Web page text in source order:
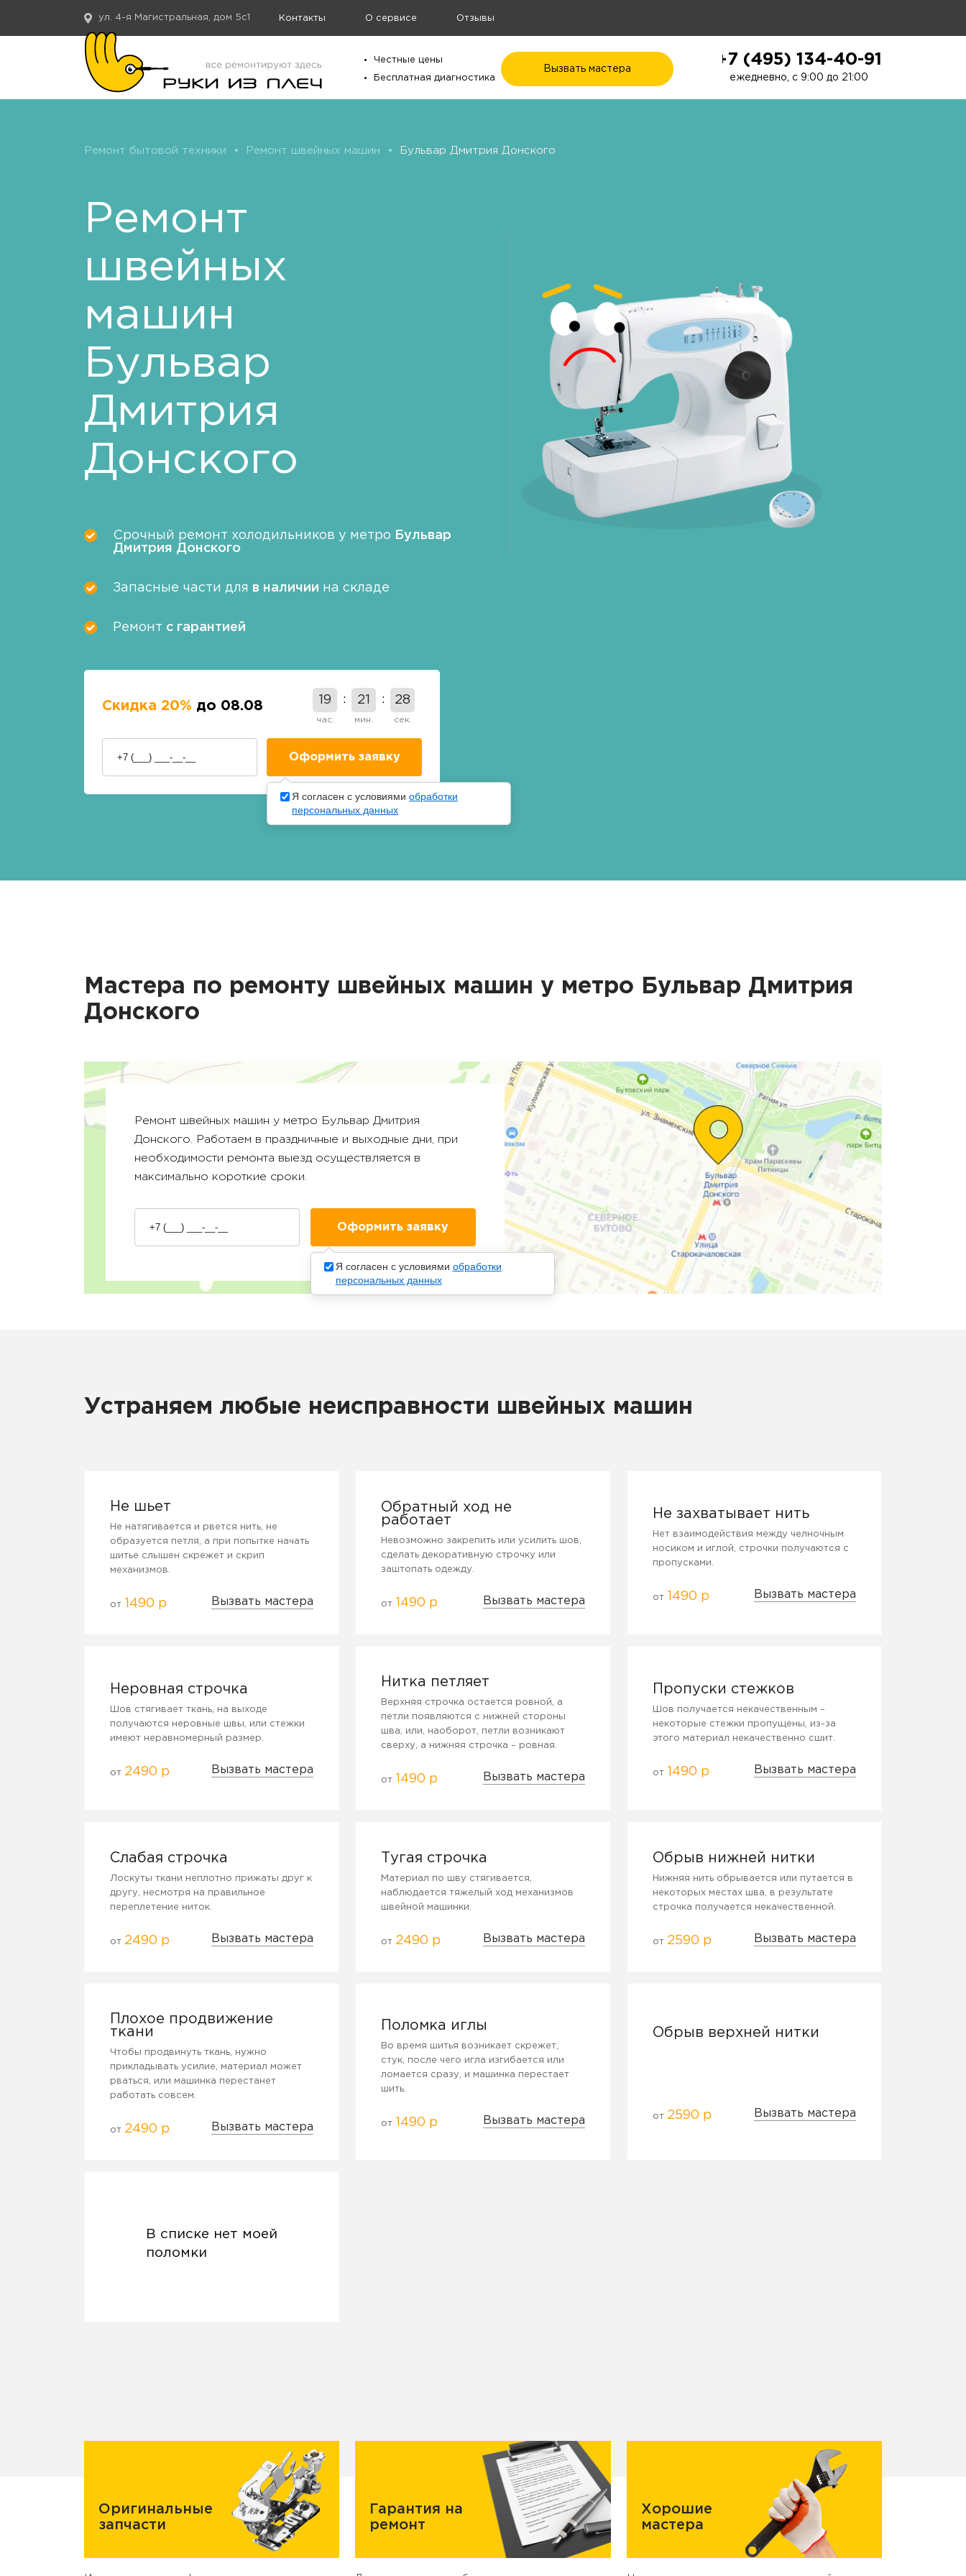
ул. 4-я Магистральная, дом 5с1 Контакты О сервисе Отзывы
Честные цены
Бесплатная диагностика
Вызвать мастера
+7 (495) 134-40-91
ежедневно, с 9:00 до 21:00
Ремонт бытовой техники • Ремонт швейных машин • Бульвар Дмитрия Донского
Ремонт
швейных
машин
Бульвар
Дмитрия
Донского
Срочный ремонт холодильников у метро
Бульвар
Дмитрия Донского
Запасные части для в наличии на складе
Ремонт с гарантией
Скидка 20% до 08.08 19
час.
21
мин.
27
сек.
Мастера по ремонту швейных машин у метро
Бульвар Дмитрия
Донского
Ремонт швейных машин у метро Бульвар Дмитрия
Донского. Работаем в праздничные и выходные дни, при
необходимости ремонта выезд осуществляется в
максимально короткие сроки.
Устраняем любые неисправности швейных машин
Не шьет
Не натягивается и рвется нить, не
образуется петля, а при попытке начать
шитье слышен скрежет и скрип
механизмов.
от 1490 р Вызвать мастера
Обратный ход не
работает
Невозможно закрепить или усилить шов,
сделать декоративную строчку или
заштопать одежду.
от 1490 р Вызвать мастера
Не захватывает нить
Нет взаимодействия между челночным
носиком и иглой, строчки получаются с
пропусками.
от 1490 р Вызвать мастера
Неровная строчка
Шов стягивает ткань, на выходе
получаются неровные швы, или стежки
имеют неравномерный размер.
от 2490 р Вызвать мастера
Нитка петляет
Верхняя строчка остается ровной, а
петли появляются с нижней стороны
шва, или, наоборот, петли возникают
сверху, а нижняя строчка – ровная.
от 1490 р Вызвать мастера
Пропуски стежков
Шов получается некачественным –
некоторые стежки пропущены, из-за
этого материал некачественно сшит.
от 1490 р Вызвать мастера
Слабая строчка
Лоскуты ткани неплотно прижаты друг к
другу, несмотря на правильное
переплетение ниток.
от 2490 р Вызвать мастера
Тугая строчка
Материал по шву стягивается,
наблюдается тяжелый ход механизмов
швейной машинки.
от 2490 р Вызвать мастера
Обрыв нижней нитки
Нижняя нить обрывается или путается в
некоторых местах шва, в результате
строчка получается некачественной.
от 2590 р Вызвать мастера
Плохое продвижение
ткани
Чтобы продвинуть ткань, нужно
прикладывать усилие, материал может
рваться, или машинка перестанет
работать совсем.
от 2490 р Вызвать мастера
Поломка иглы
Во время шитья возникает скрежет,
стук, после чего игла изгибается или
ломается сразу, и машинка перестает
шить.
от 1490 р Вызвать мастера
Обрыв верхней нитки
от 2590 р Вызвать мастера
В списке нет моей
поломки
Оригинальные
запчасти
Гарантия на
ремонт
Хорошие
мастера
Я согласен с условиямиобработки
персональных данных
Я согласен с условиями обработки
персональных данных